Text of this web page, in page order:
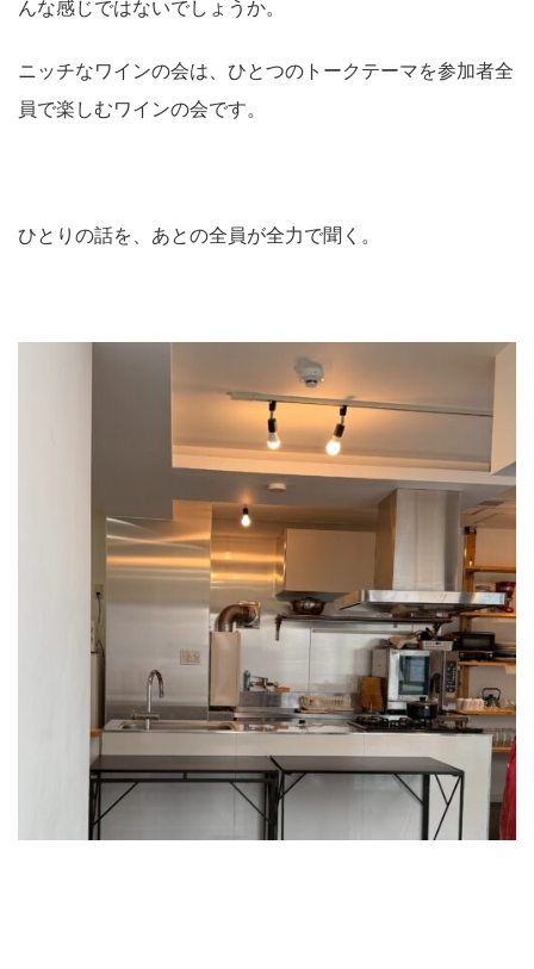
んな感じではないでしょうか。
ニッチなワインの会は、ひとつのトークテーマを参加者全
員で楽しむワインの会です。
ひとりの話を、あとの全員が全力で聞く。